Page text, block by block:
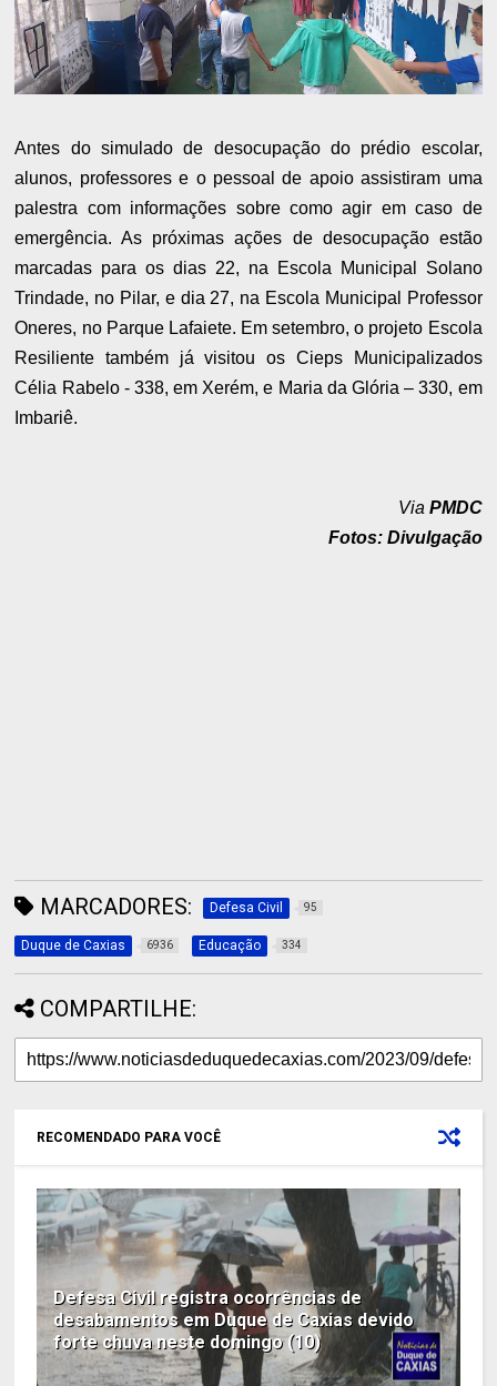
Antes do simulado de desocupação do prédio escolar,
alunos, professores e o pessoal de apoio assistiram uma
palestra com informações sobre como agir em caso de
emergência. As próximas ações de desocupação estão
marcadas para os dias 22, na Escola Municipal Solano
Trindade, no Pilar, e dia 27, na Escola Municipal Professor
Oneres, no Parque Lafaiete. Em setembro, o projeto Escola
Resiliente também já visitou os Cieps Municipalizados
Célia Rabelo - 338, em Xerém, e Maria da Glória – 330, em
Imbariê.
Via PMDC
Fotos: Divulgação
MARCADORES: Defesa Civil 95
Duque de Caxias 6936 Educação 334
COMPARTILHE:
RECOMENDADO PARA VOCÊ
Defesa Civil registra ocorrências de
desabamentos em Duque de Caxias devido
forte chuva neste domingo (10)